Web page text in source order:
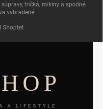
Shoptet
tričká, mikiny a spodné
vyhradené.
A LIFESTYLE